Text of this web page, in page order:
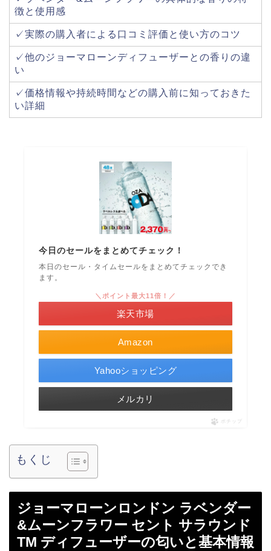
徴と使用感
✓実際の購入者による口コミ評価と使い方のコツ
✓他のジョーマローンディフューザーとの香りの違
い
✓価格情報や持続時間などの購入前に知っておきた
い詳細
今日のセールをまとめてチェック！
本日のセール・タイムセールをまとめてチェックでき
ます。
Amazon
＼ポイント最大11倍！／
楽天市場
Yahooショッピング
メルカリ
ポチップ
もくじ
ジョーマローンロンドン ラベンダー
&ムーンフラワー セント サラウンド
TM ディフューザーの匂いと基本情報